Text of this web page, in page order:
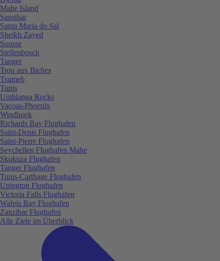
Mahe Island
Sansibar
Santa Maria do Sal
Sheikh Zayed
Sousse
Stellenbosch
Tanger
Trou aux Biches
Tsumeb
Tunis
Umhlanga Rocks
Vacoas-Phoenix
Windhoek
Richards Bay Flughafen
Saint-Denis Flughafen
Saint-Pierre Flughafen
Seychellen Flughafen Mahe
Skukuza Flughafen
Tanger Flughafen
Tunis-Carthage Flughafen
Upington Flughafen
Victoria Falls Flughafen
Walvis Bay Flughafen
Zanzibar Flughafen
Alle Ziele im Überblick